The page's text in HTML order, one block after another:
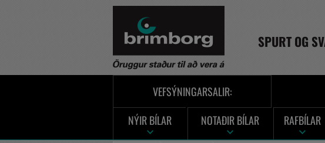
SPURT OG
VEFSÝNINGARSALIR:
NÝIR BÍLAR
NOTAÐIR BÍLAR RAFBÍLAR